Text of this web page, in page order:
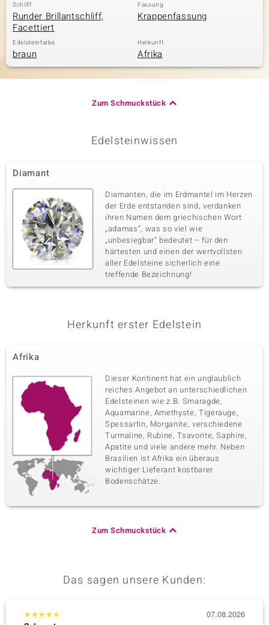
Schliff
Runder Brillantschliff,
Facettiert
Fassung
Krappenfassung
Edelsteinfarbe
braun
Herkunft
Afrika
Zum Schmuckstück
Edelsteinwissen
Diamant
Diamanten, die im Erdmantel im Herzen
der Erde entstanden sind, verdanken
ihren Namen dem griechischen Wort
„adamas“, was so viel wie
„unbesiegbar“ bedeutet – für den
härtesten und einen der wertvollsten
aller Edelsteine sicherlich eine
treffende Bezeichnung!
Herkunft erster Edelstein
Afrika
Dieser Kontinent hat ein unglaublich
reiches Angebot an unterschiedlichen
Edelsteinen wie z.B. Smaragde,
Aquamarine, Amethyste, Tigerauge,
Spessartin, Morganite, verschiedene
Turmaline, Rubine, Tsavorite, Saphire,
Apatite und viele andere mehr. Neben
Brasilien ist Afrika ein überaus
wichtiger Lieferant kostbarer
Bodenschätze.
Zum Schmuckstück
Das sagen unsere Kunden:
★★★★★
07.08.2026